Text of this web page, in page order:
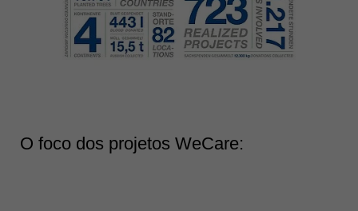
O foco dos projetos WeCare: